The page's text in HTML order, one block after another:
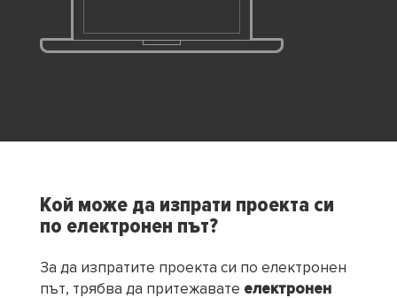
Кой може да изпрати проекта си
по електронен път?
За да изпратите проекта си по електронен
път, трябва да притежавате електронен